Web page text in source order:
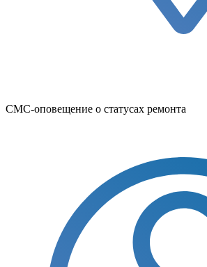
СМС-оповещение о статусах ремонта